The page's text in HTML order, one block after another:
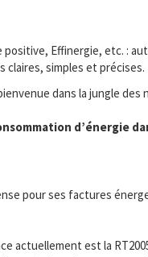
positive, Effinergie, etc.
claires, simples et précises.
dans la jungle des
d’énergie
pour ses factures
actuellement est la